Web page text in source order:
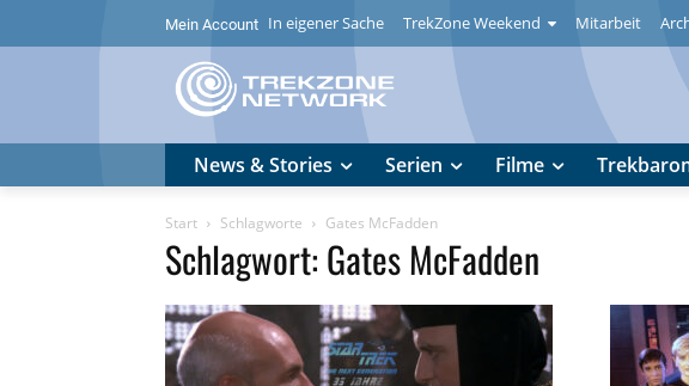
Mein Account In eigener Sache TrekZone Weekend Mitarbeit
News & Stories Serien Filme
Start Schlagworte Gates McFadden
Schlagwort: Gates McFadden